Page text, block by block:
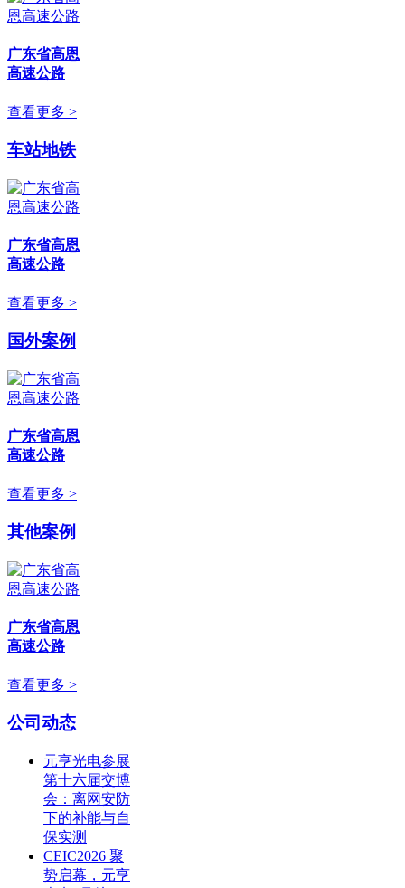
广东省高恩
高速公路
查看更多 >
车站地铁
广东省高恩
高速公路
查看更多 >
国外案例
广东省高恩
高速公路
查看更多 >
其他案例
广东省高恩
高速公路
查看更多 >
公司动态
元亨光电参展
第十六届交博
会：离网安防
下的补能与自
保实测
CEIC2026 聚
势启幕，元亨